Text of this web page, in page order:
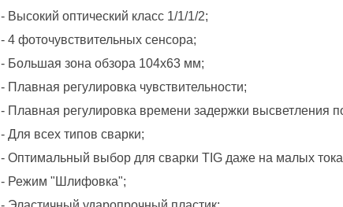
- Высокий оптический класс 1/1/1/2;
- 4 фоточувствительных сенсора;
- Большая зона обзора 104х63 мм;
- Плавная регулировка чувствительности;
- Плавная регулировка времени задержки высветления
- Для всех типов сварки;
- Оптимальный выбор для сварки TIG даже на малых
- Режим "Шлифовка";